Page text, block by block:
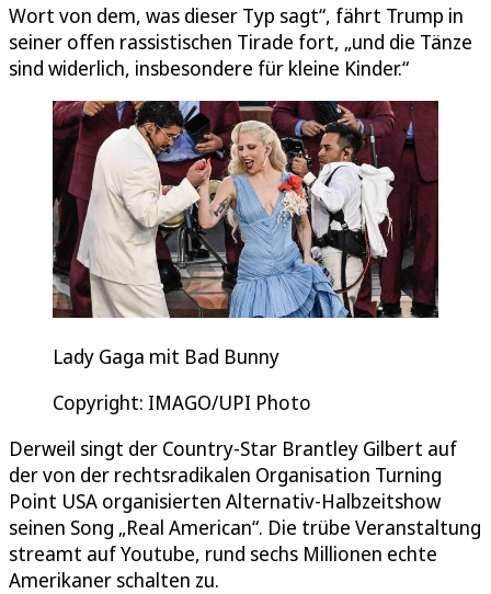
Wort von dem, was dieser Typ sagt“, fährt Trump in
seiner offen rassistischen Tirade fort, „und die Tänze
sind widerlich, insbesondere für kleine Kinder.“
Lady Gaga mit Bad Bunny
Copyright: IMAGO/UPI Photo
Derweil singt der Country-Star Brantley Gilbert auf
der von der rechtsradikalen Organisation Turning
Point USA organisierten Alternativ-Halbzeitshow
seinen Song „Real American“. Die trübe Veranstaltung
streamt auf Youtube, rund sechs Millionen echte
Amerikaner schalten zu.